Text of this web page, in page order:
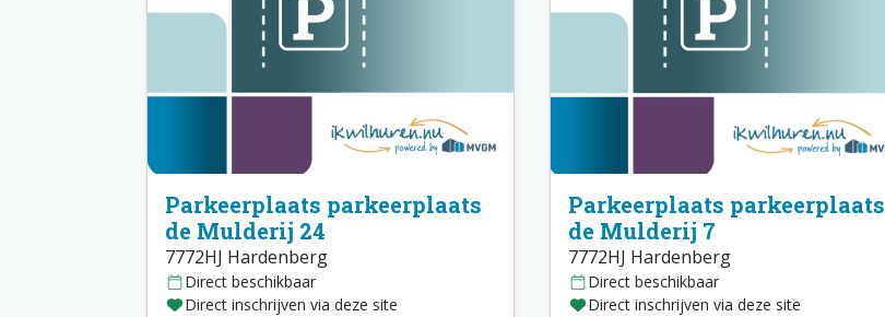
Parkeerplaats parkeerplaats
de Mulderij 24
7772HJ Hardenberg
Direct beschikbaar
Direct inschrijven via deze site
Parkeerplaats parkeerplaats
de Mulderij 7
7772HJ Hardenberg
Direct beschikbaar
Direct inschrijven via deze site